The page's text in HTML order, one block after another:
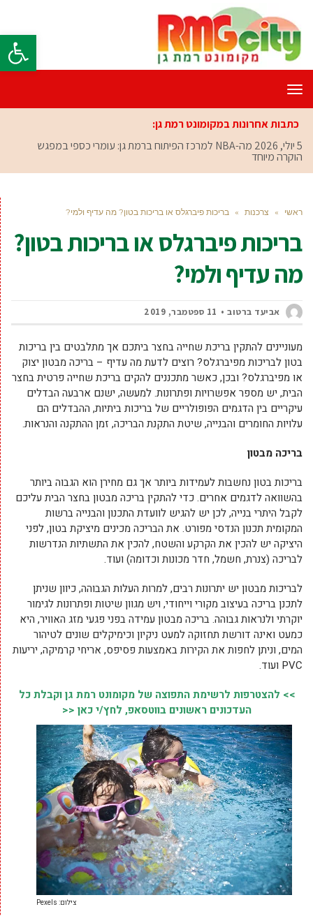
פתח
תפריט
כתבות אחרונות במקומונט רמת גן:
5 יולי, 2026
מה-NBA למרכז הפיתוח ברמת גן: עומרי כספי במפגש
הוקרה מיוחד
ראשי » צרכנות » בריכות פיברגלס או בריכות בטון? מה עדיף ולמי?
בריכות פיברגלס או בריכות בטון?
מה עדיף ולמי?
אביעד ברטוב 11 ספטמבר, 2019
מעוניינים להתקין בריכת שחייה בחצר ביתכם אך מתלבטים בין בריכות
בטון לבריכות מפיברגלס? רוצים לדעת מה עדיף – בריכה מבטון יצוק
או מפיברגלס? ובכן, כאשר מתכננים להקים בריכת שחייה פרטית בחצר
הבית, יש מספר אפשרויות ופתרונות. למעשה, ישנם ארבעה הבדלים
עיקריים בין הדגמים הפופולריים של בריכות ביתיות, ההבדלים הם
עלויות החומרים והבנייה, שיטת התקנת הבריכה, זמן ההתקנה והנראות.
בריכה מבטון
בריכות בטון נחשבות לעמידות ביותר אך גם מחירן הוא הגבוה ביותר
בהשוואה לדגמים אחרים. כדי להתקין בריכה מבטון בחצר הבית עליכם
לקבל היתרי בנייה, לכן יש להגיש לוועדת התכנון והבנייה ברשות
המקומית תכנון הנדסי מפורט. את הבריכה מכינים מיציקת בטון, לפני
היציקה יש להכין את הקרקע והשטח, להכין את התשתיות הנדרשות
לבריכה (צנרת, חשמל, חדר מכונות וכדומה) ועוד.
לבריכות מבטון יש יתרונות רבים, למרות העלות הגבוהה, כיוון שניתן
לתכנן בריכה בעיצוב מקורי וייחודי, ויש מגוון שיטות ופתרונות לגימור
יוקרתי ולנראות גבוהה. בריכה מבטון עמידה בפני פגעי מזג האוויר, היא
כמעט ואינה דורשת תחזוקה למעט ניקיון וכימיקלים שונים לטיהור
המים, וניתן לחפות את הקירות באמצעות פסיפס, אריחי קרמיקה, יריעות
PVC ועוד.
>> להצטרפות לרשימת התפוצה של מקומונט רמת גן וקבלת כל
העדכונים ראשונים בווטסאפ, לחץ/י כאן <<
צילום: Pexels